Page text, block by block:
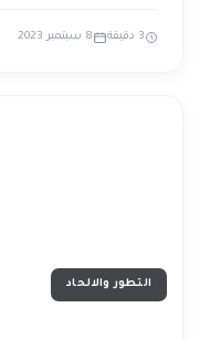
3 دقيقة 8 سبتمبر 2023
التطور والالحاد